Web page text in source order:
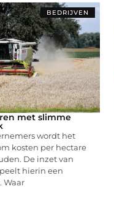
BEDRIJVEN
met slimme
wordt het
kosten per hectare
De inzet van
hierin een
Waar